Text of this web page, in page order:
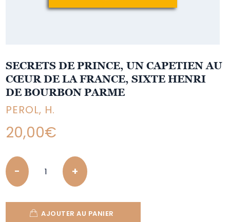
SECRETS DE PRINCE, UN CAPETIEN AU
CŒUR DE LA FRANCE, SIXTE HENRI
DE BOURBON PARME
PEROL, H.
20,00€
Quantity
AJOUTER AU PANIER